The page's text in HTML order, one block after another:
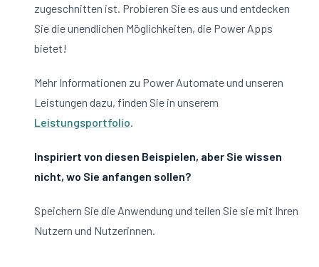
zugeschnitten ist. Probieren Sie es aus und entdecken
Sie die unendlichen Möglichkeiten, die Power Apps
bietet!
Mehr Informationen zu Power Automate und unseren
Leistungen dazu, finden Sie in unserem
Leistungsportfolio.
Inspiriert von diesen Beispielen, aber Sie wissen
nicht, wo Sie anfangen sollen?
Speichern Sie die Anwendung und teilen Sie sie mit Ihren
Nutzern und Nutzerinnen.